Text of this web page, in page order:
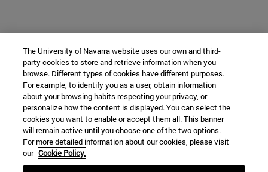
The University of Navarra website uses our own and third-
party cookies to store and retrieve information when you
browse. Different types of cookies have different purposes.
For example, to identify you as a user, obtain information
about your browsing habits respecting your privacy, or
personalize how the content is displayed. You can select the
cookies you want to enable or accept them all. This banner
will remain active until you choose one of the two options.
For more detailed information about our cookies, please visit
our Cookie Policy.